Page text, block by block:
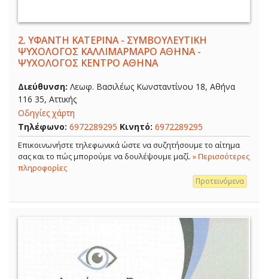
2. ΥΦΑΝΤΗ ΚΑΤΕΡΙΝΑ - ΣΥΜΒΟΥΛΕΥΤΙΚΗ
ΨΥΧΟΛΟΓΟΣ ΚΑΛΛΙΜΑΡΜΑΡΟ ΑΘΗΝΑ -
ΨΥΧΟΛΟΓΟΣ ΚΕΝΤΡΟ ΑΘΗΝΑ
Διεύθυνση: Λεωφ. Βασιλέως Κωνσταντίνου 18, Αθήνα
116 35, Αττικής
Οδηγίες χάρτη
Τηλέφωνο: 6972289295 Κινητό: 6972289295
Επικοινωνήστε τηλεφωνικά ώστε να συζητήσουμε το αίτημα
σας και το πώς μπορούμε να δουλέψουμε μαζί. » Περισσότερες
πληροφορίες
Προτεινόμενα